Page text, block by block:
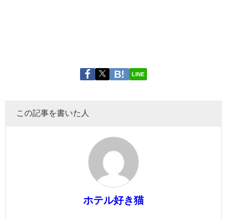
LINE
この記事を書いた人
ホテル好き猫